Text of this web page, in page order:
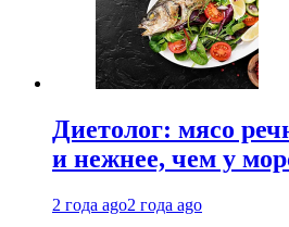
Диетолог: мясо
и нежнее, чем у
2 года ago2 года ago